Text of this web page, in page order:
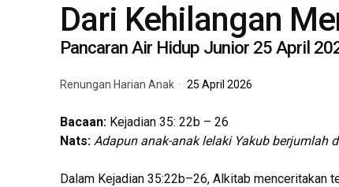
Dari Kehilangan
Pancaran Air Hidup Junior 25 April
Renungan Harian Anak 25 April 2026
Bacaan:Kejadian 35: 22b – 26
Nats: Adapun anak-anak lelaki Yakub berjumlah
Dalam Kejadian 35:22b–26, Alkitab menceritakan